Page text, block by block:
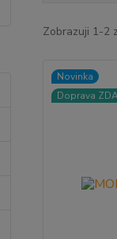
Zobrazuji 1-2
Novinka
Doprava